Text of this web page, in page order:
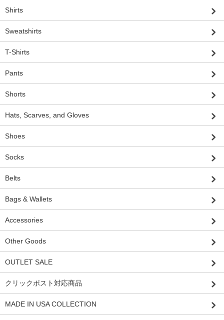
Shirts
Sweatshirts
T-Shirts
Pants
Shorts
Hats, Scarves, and Gloves
Shoes
Socks
Belts
Bags & Wallets
Accessories
Other Goods
OUTLET SALE
クリックポスト対応商品
MADE IN USA COLLECTION